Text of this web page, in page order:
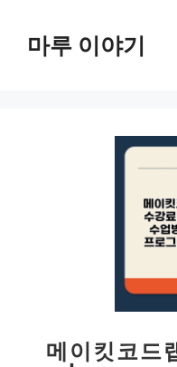
마루 이야기
메이킷코드